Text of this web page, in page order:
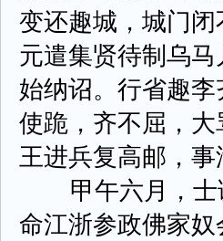
变还趣城，城门
元遣集贤待制乌
始纳诏。行省趣
使跪，齐不屈，
王进兵复高邮，事
甲午六月，士
命江浙参政佛家